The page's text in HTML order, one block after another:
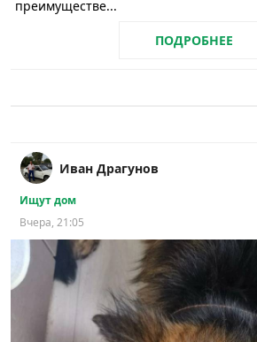
преимуществе...
ПОДРОБНЕЕ
Иван Драгунов
Ищут дом
Вчера, 21:05